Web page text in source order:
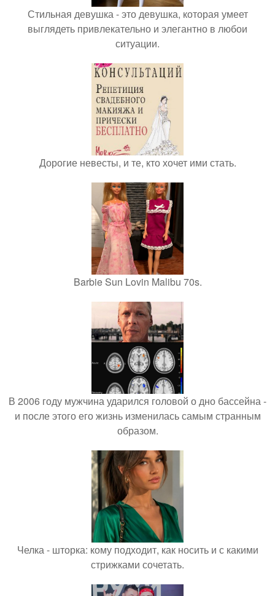
Стильная девушка - это девушка, которая умеет
выглядеть привлекательно и элегантно в любои
ситуации.
Дорогие невесты, и те, кто хочет ими стать.
Barbie Sun Lovin Malibu 70s.
В 2006 году мужчина ударился головой о дно бассейна -
и после этого его жизнь изменилась самым странным
образом.
Челка - шторка: кому подходит, как носить и с какими
стрижками сочетать.